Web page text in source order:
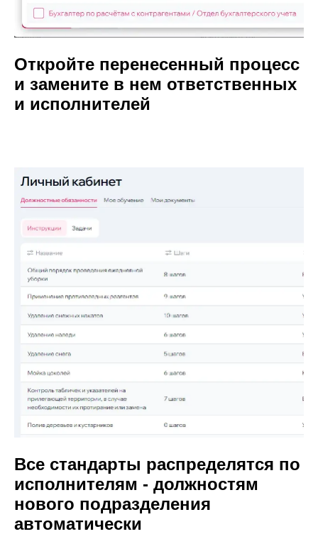
Откройте перенесенный процесс
и замените в нем ответственных
и исполнителей
Все стандарты распределятся по
исполнителям - должностям
нового подразделения
автоматически